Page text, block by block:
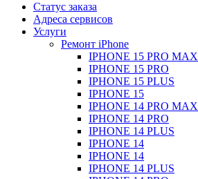
Статус заказа
Адреса сервисов
Услуги
Ремонт iPhone
IPHONE 15 PRO MAX
IPHONE 15 PRO
IPHONE 15 PLUS
IPHONE 15
IPHONE 14 PRO MAX
IPHONE 14 PRO
IPHONE 14 PLUS
IPHONE 14
IPHONE 14
IPHONE 14 PLUS